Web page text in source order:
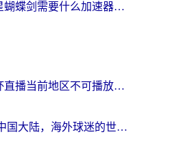
人在国外玩流星蝴蝶剑需要什么加速器？老玩家亲测的终极解决方案
在国外看世界杯直播当前地区不可播放？海外党必看的回国加速全攻略
当CCTV5仅限中国大陆，海外球迷的世界杯狂欢如何继续？